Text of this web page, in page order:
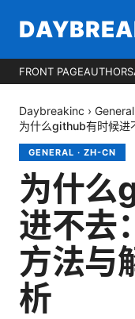
FRONT PAGEAUTHORS
Daybreakinc › General
为什么github有时候进
GENERAL · ZH-CN
为什么
进不去
方法与
析